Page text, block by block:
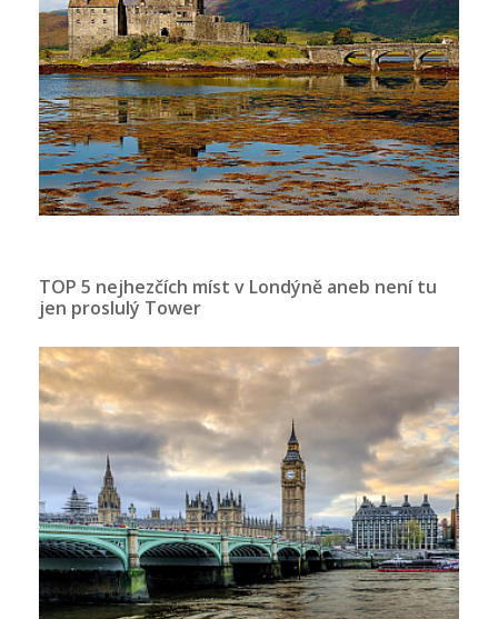
TOP 5 nejhezčích míst v Londýně aneb není tu
jen proslulý Tower